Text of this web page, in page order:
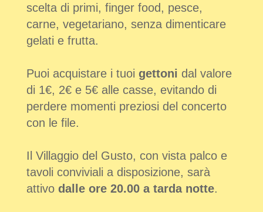
scelta di primi, finger food, pesce,
carne, vegetariano, senza dimenticare
gelati e frutta.
Puoi acquistare i tuoi gettoni dal valore
di 1€, 2€ e 5€ alle casse, evitando di
perdere momenti preziosi del concerto
con le file.
Il Villaggio del Gusto, con vista palco e
tavoli conviviali a disposizione, sarà
attivo dalle ore 20.00 a tarda notte.